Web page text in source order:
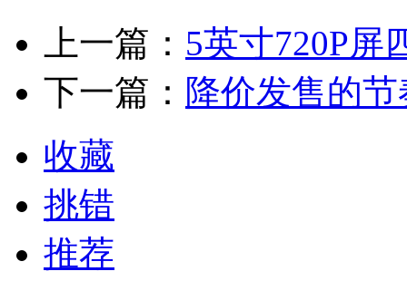
上一篇： 5英寸720P屏
下一篇： 降价发售的
收藏
挑错
推荐